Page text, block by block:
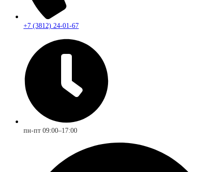
+7 (3812) 24-01-67
пн-пт 09:00–17:00